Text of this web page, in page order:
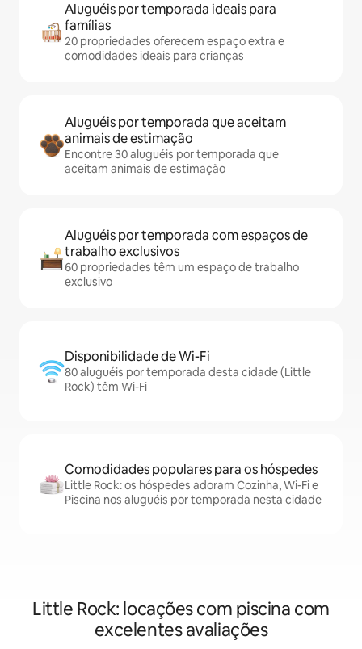
Aluguéis por temporada ideais para
famílias
20 propriedades oferecem espaço extra e
comodidades ideais para crianças
Aluguéis por temporada que aceitam
animais de estimação
Encontre 30 aluguéis por temporada que
aceitam animais de estimação
Aluguéis por temporada com espaços de
trabalho exclusivos
60 propriedades têm um espaço de trabalho
exclusivo
Disponibilidade de Wi-Fi
80 aluguéis por temporada desta cidade (Little
Rock) têm Wi-Fi
Comodidades populares para os hóspedes
Little Rock: os hóspedes adoram Cozinha, Wi-Fi e
Piscina nos aluguéis por temporada nesta cidade
Little Rock: locações com piscina com
excelentes avaliações